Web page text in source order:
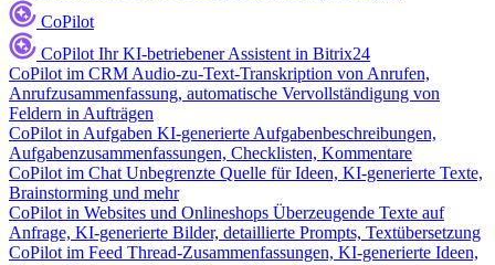
CoPilot
CoPilot Ihr KI-betriebener Assistent in Bitrix24
CoPilot im CRM Audio-zu-Text-Transkription von Anrufen,
Anrufzusammenfassung, automatische Vervollständigung von
Feldern in Aufträgen
CoPilot in Aufgaben KI-generierte Aufgabenbeschreibungen,
Aufgabenzusammenfassungen, Checklisten, Kommentare
CoPilot im Chat Unbegrenzte Quelle für Ideen, KI-generierte Texte,
Brainstorming und mehr
CoPilot in Websites und Onlineshops Überzeugende Texte auf
Anfrage, KI-generierte Bilder, detaillierte Prompts, Textübersetzung
CoPilot im Feed Thread-Zusammenfassungen, KI-generierte Ideen,